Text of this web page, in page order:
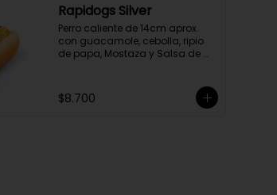
Rapidogs Silver
Perro caliente de 14cm aprox.
con guacamole, cebolla, ripio
de papa, Mostaza y Salsa de
$8.700